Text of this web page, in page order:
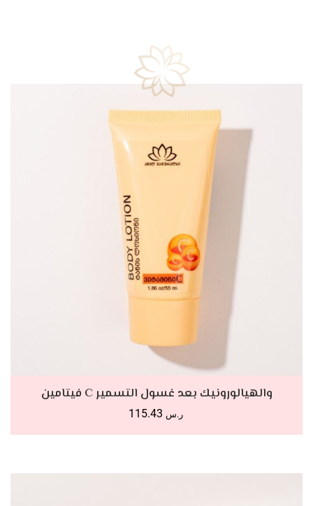
أضف للسلة
فيتامين C والهيالورونيك بعد غسول التسمير
ر.س